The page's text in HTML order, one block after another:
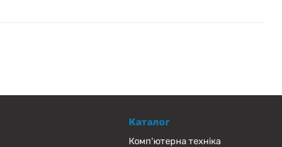
Каталог
Комп'ютерна техніка